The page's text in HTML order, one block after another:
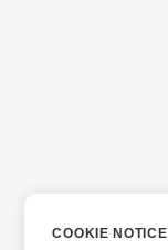
COOKIE NOTICE